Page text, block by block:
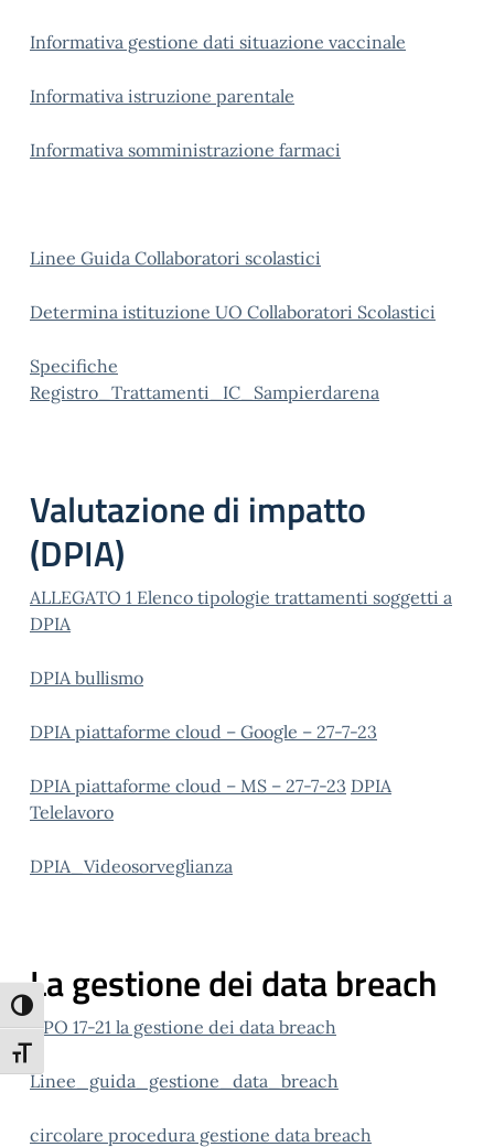
Attiva/disattiva alto contrasto
Attiva/disattiva dimensione testo
Informativa gestione dati situazione vaccinale
Informativa istruzione parentale
Informativa somministrazione farmaci
Linee Guida Collaboratori scolastici
Determina istituzione UO Collaboratori Scolastici
Specifiche
Registro_Trattamenti_IC_Sampierdarena
Valutazione di impatto
(DPIA)
ALLEGATO 1 Elenco tipologie trattamenti soggetti a
DPIA
DPIA bullismo
DPIA piattaforme cloud – Google – 27-7-23
DPIA piattaforme cloud – MS – 27-7-23 DPIA
Telelavoro
DPIA_Videosorveglianza
La gestione dei data breach
DPO 17-21 la gestione dei data breach
Linee_guida_gestione_data_breach
circolare procedura gestione data breach